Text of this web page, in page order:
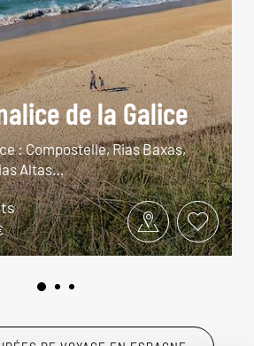
de la Galice
: Compostelle, Rias Baxas,
Altas…